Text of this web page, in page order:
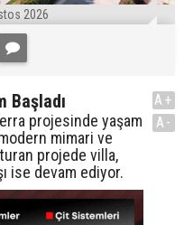
2026
Başladı
projesinde yaşam
mimari ve
projede villa,
ise devam ediyor.
A+
A-